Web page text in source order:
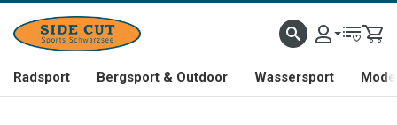
Radsport Bergsport & Outdoor Wassersport